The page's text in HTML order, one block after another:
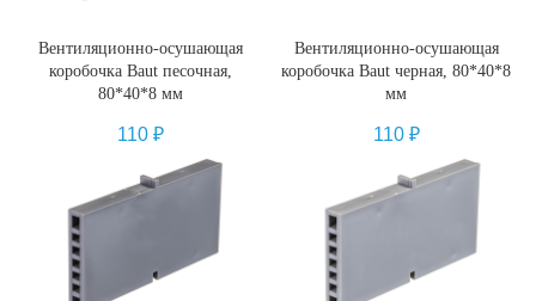
Вентиляционно-осушающая
коробочка Baut песочная,
80*40*8 мм
110 ₽
Вентиляционно-осушающая
коробочка Baut черная, 80*40*8
мм
110 ₽